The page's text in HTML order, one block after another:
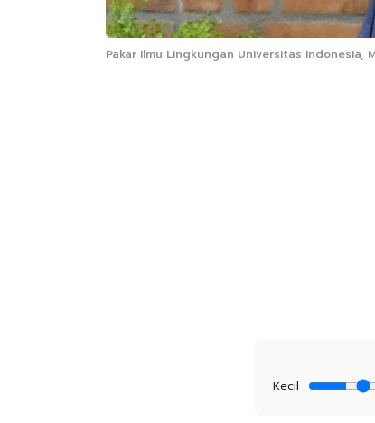
Pakar Ilmu Lingkungan Universitas Indonesia,
Kecil